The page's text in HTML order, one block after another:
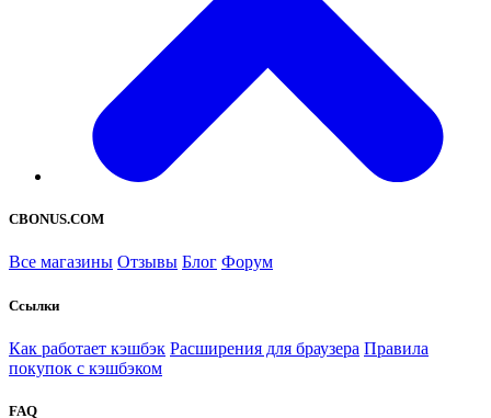
CBONUS.COM
Все магазины Отзывы Блог Форум
Ссылки
Как работает кэшбэк Расширения для браузера Правила
покупок с кэшбэком
FAQ